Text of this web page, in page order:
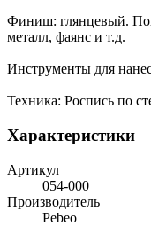
Финиш: глянцевый.
металл, фаянс и т.д.
Инструменты для
Техника: Роспись по
Характеристики
Артикул
054-000
Производитель
Pebeo